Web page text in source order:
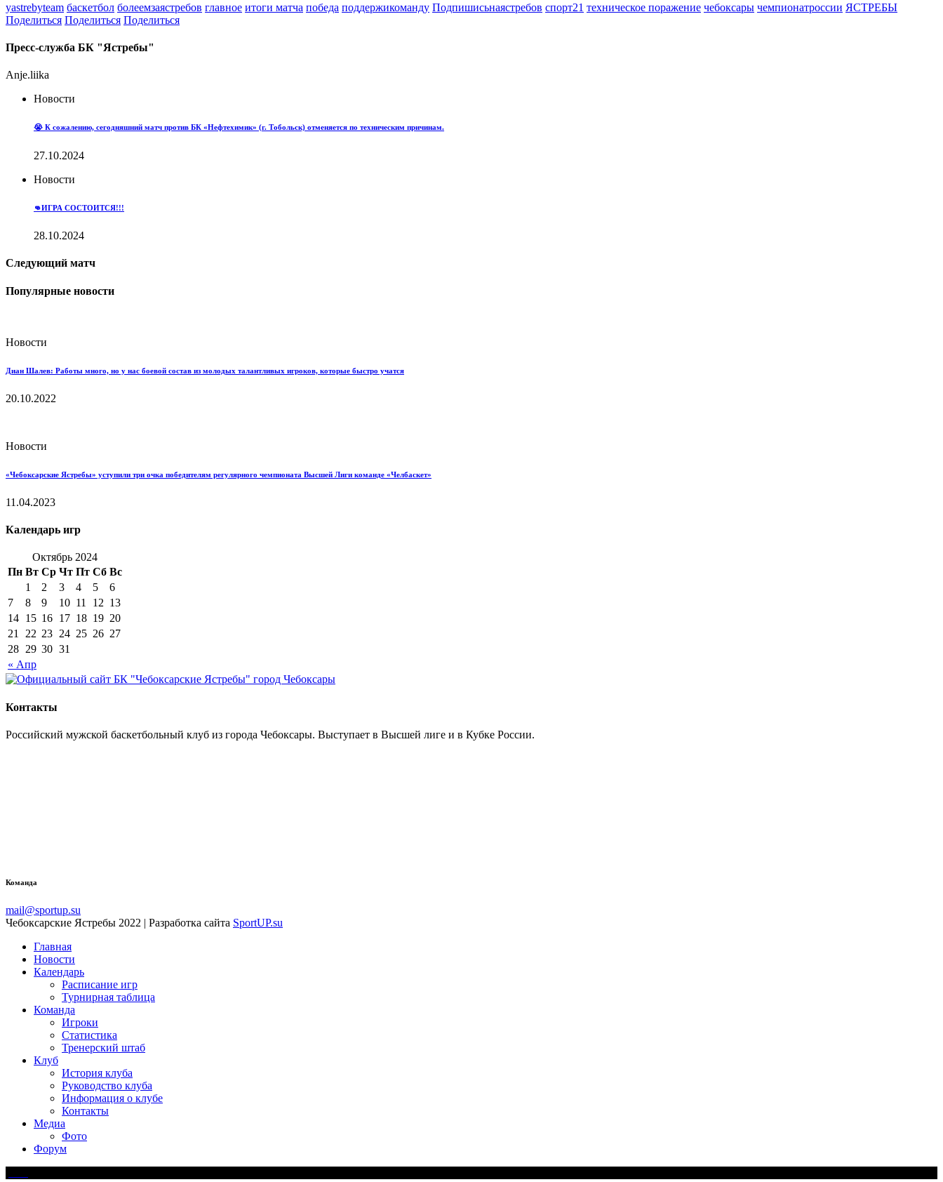
yastrebyteam баскетбол болеемзаястребов главное итоги матча победа поддержикоманду Подпишисьнаястребов спорт21 техническое поражение чебоксары чемпионатроссии ЯСТРЕБЫ
Поделиться Поделиться Поделиться
Пресс-служба БК "Ястребы"
Anje.liika
Новости
😭 К сожалению, сегодняшний матч против БК «Нефтехимик» (г. Тобольск) отменяется по техническим причинам.
27.10.2024
Новости
👊ИГРА СОСТОИТСЯ!!!
28.10.2024
Следующий матч
Популярные новости
Новости
Диан Шалев: Работы много, но у нас боевой состав из молодых талантливых игроков, которые быстро учатся
20.10.2022
Новости
«Чебоксарские Ястребы» уступили три очка победителям регулярного чемпионата Высшей Лиги команде «Челбаскет»
11.04.2023
Календарь игр
Октябрь 2024
Пн Вт Ср Чт Пт Сб Вс
« Апр
1 2 3 4 5
6
7
8 9 10 11 12 13
14 15 16 17 18 19 20
21 22 23 24 25 26 27
28 29 30 31
Контакты
Российский мужской баскетбольный клуб из города Чебоксары. Выступает в Высшей лиге и в Кубке России.
Команда
mail@sportup.su
Чебоксарские Ястребы 2022 | Разработка сайта SportUP.su
Главная
Новости
Календарь
Расписание игр
Турнирная таблица
Команда
Игроки
Статистика
Тренерский штаб
Клуб
История клуба
Руководство клуба
Информация о клубе
Контакты
Медиа
Фото
Форум